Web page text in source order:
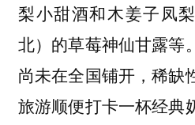
梨小甜酒和木姜子凤
北）的草莓神仙甘露等
尚未在全国铺开，稀缺
旅游顺便打卡一杯经典